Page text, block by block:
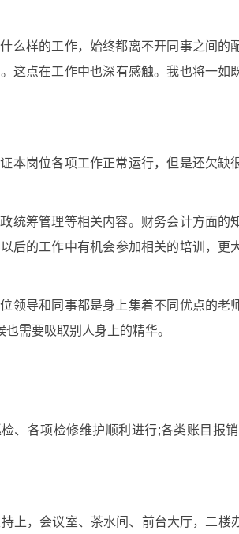
么样的工作，始终都离不开同事之间的
点在工作中也深有感触。我也将一如
本岗位各项工作正常运行，但是还欠缺
统筹管理等相关内容。财务会计方面的
后的工作中有机会参加相关的培训，更
领导和同事都是身上集着不同优点的老
需要吸取别人身上的精华。
、各项检修维护顺利进行;各类账目报
上，会议室、茶水间、前台大厅，二楼